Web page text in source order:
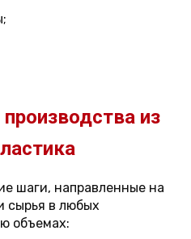
из
шаги, направленные на
сырья в любых
объемах: